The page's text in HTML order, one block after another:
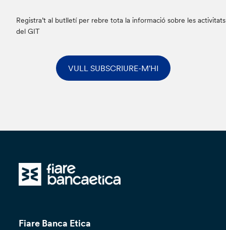
Registra’t al butlletí per rebre tota la informació sobre les activitats
del GIT
VULL SUBSCRIURE-M'HI
Fiare Banca Etica